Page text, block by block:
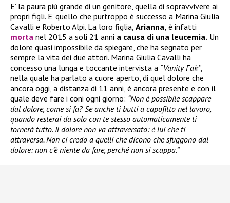
E’ la paura più grande di un genitore, quella di sopravvivere ai
propri figli. E’ quello che purtroppo è successo a Marina Giulia
Cavalli e Roberto Alpi. La loro figlia, Arianna, è infatti
morta nel 2015 a soli 21 anni a causa di una leucemia. Un
dolore quasi impossibile da spiegare, che ha segnato per
sempre la vita dei due attori. Marina Giulia Cavalli ha
concesso una lunga e toccante intervista a “Vanity Fair”,
nella quale ha parlato a cuore aperto, di quel dolore che
ancora oggi, a distanza di 11 anni, è ancora presente e con il
quale deve fare i coni ogni giorno: “Non è possibile scappare
dal dolore, come si fa? Se anche ti butti a capofitto nel lavoro,
quando resterai da solo con te stesso automaticamente ti
tornerà tutto. Il dolore non va attraversato: è lui che ti
attraversa. Non ci credo a quelli che dicono che sfuggono dal
dolore: non c’è niente da fare, perché non si scappa.”